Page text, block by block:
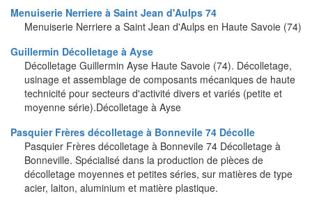
Menuiserie Nerriere à Saint Jean d'Aulps 74
Menuiserie Nerriere a Saint Jean d'Aulps en Haute Savoie (74)
Guillermin Décolletage à Ayse
Décolletage Guillermin Ayse Haute Savoie (74). Décolletage,
usinage et assemblage de composants mécaniques de haute
technicité pour secteurs d'activité divers et variés (petite et
moyenne série).Décolletage à Ayse
Pasquier Frères décolletage à Bonnevile 74 Décolle
Pasquier Frères décolletage à Bonnevile 74 Décolletage à
Bonneville. Spécialisé dans la production de pièces de
décolletage moyennes et petites séries, sur matières de type
acier, laiton, aluminium et matière plastique.